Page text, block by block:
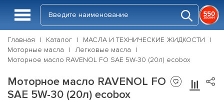
Главная Каталог
МАСЛА И ТЕХНИЧЕСКИЕ ЖИДКОСТИ
Моторные масла
Легковые масла
Моторное масло RAVENOL FO SAE 5W-30 (20л) ecobox
Моторное масло RAVENOL FO
SAE 5W-30 (20л) ecobox